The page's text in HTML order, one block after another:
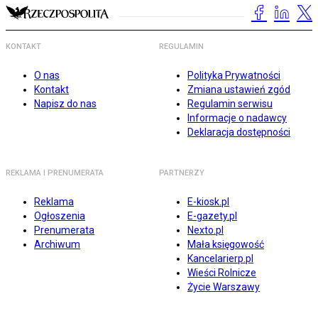
KONTAKT
O nas
Kontakt
Napisz do nas
REGULAMIN
Polityka Prywatności
Zmiana ustawień zgód
Regulamin serwisu
Informacje o nadawcy
Deklaracja dostępności
REKLAMA I PRENUMERATA
Reklama
Ogłoszenia
Prenumerata
Archiwum
PARTNERZY
E-kiosk.pl
E-gazety.pl
Nexto.pl
Mała księgowość
Kancelarierp.pl
Wieści Rolnicze
Życie Warszawy